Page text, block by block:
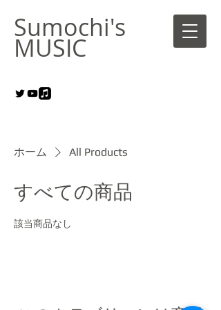
Sumochi's
MUSIC
ホーム All Products
すべての商品
該当商品なし